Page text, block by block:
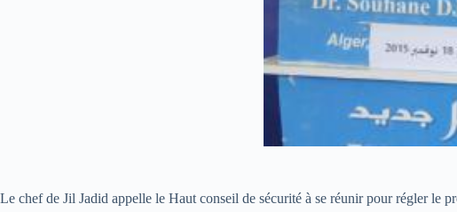
Le chef de Jil Jadid appelle le Haut conseil de sécurité à se réunir pour régler le